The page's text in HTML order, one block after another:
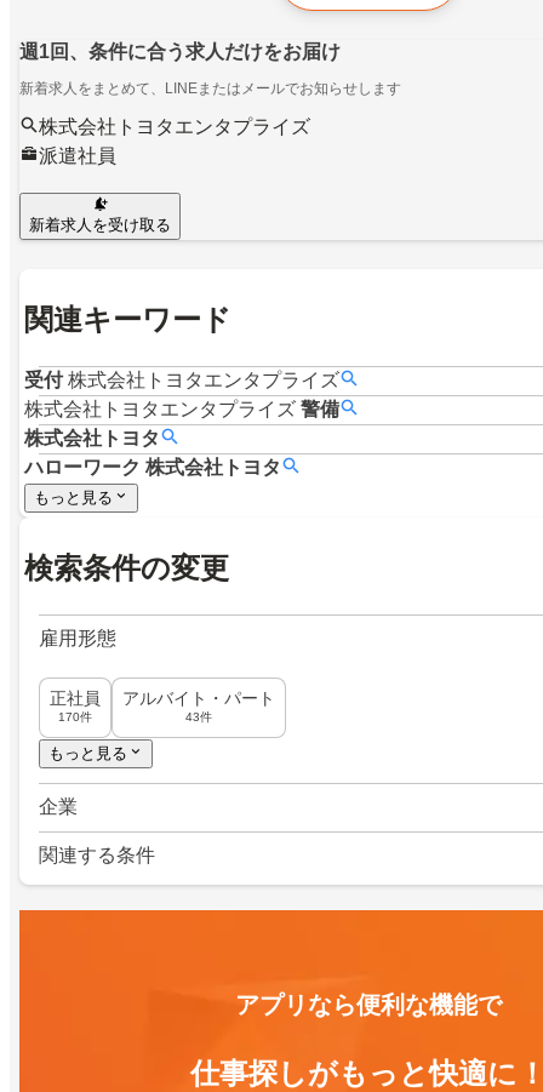
週1回、条件に合う求人だけをお届け
新着求人をまとめて、LINEまたはメールでお知らせします
株式会社トヨタエンタプライズ
派遣社員
新着求人を受け取る
関連キーワード
受付 株式会社トヨタエンタプライズ
株式会社トヨタエンタプライズ 警備
株式会社トヨタ
ハローワーク 株式会社トヨタ
もっと見る
検索条件の変更
雇用形態
正社員
170件
アルバイト・パート
43件
もっと見る
企業
関連する条件
アプリなら便利な機能で
仕事探しがもっと快適に